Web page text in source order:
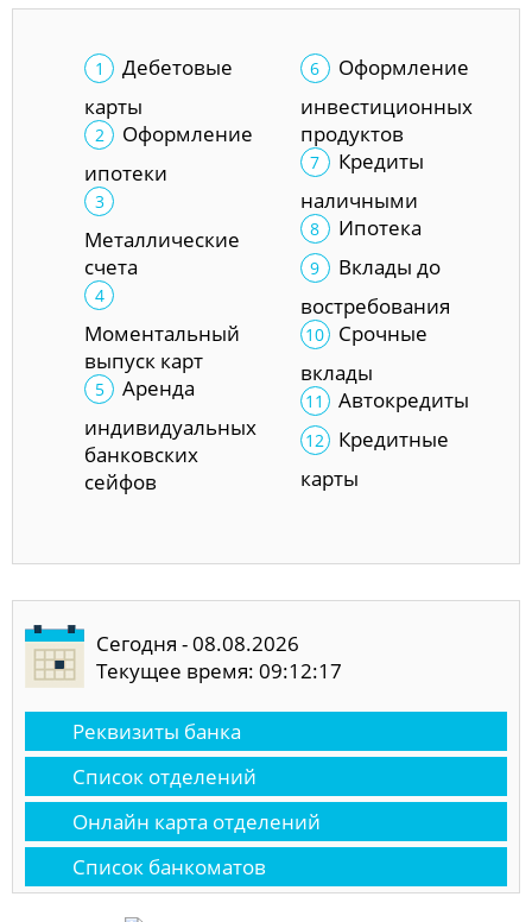
Дебетовые
карты
Оформление
ипотеки
Металлические
счета
Моментальный
выпуск карт
Аренда
индивидуальных
банковских
сейфов
Оформление
инвестиционных
продуктов
Кредиты
наличными
Ипотека
Вклады до
востребования
Срочные
вклады
Автокредиты
Кредитные
карты
Сегодня - 08.08.2026
Текущее время: 09:12:17
Реквизиты банка
Список отделений
Онлайн карта отделений
Список банкоматов